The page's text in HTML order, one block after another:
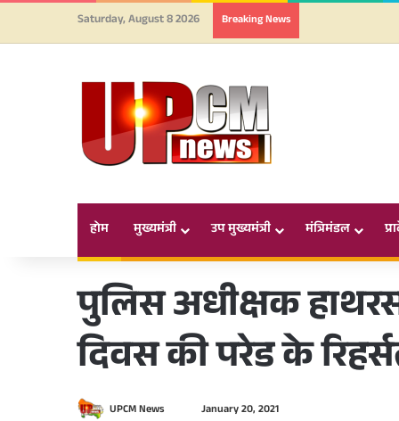
Saturday, August 8 2026 Breaking News
होम मुख्यमंत्री उप मुख्यमंत्री मंत्रिमंडल
पुलिस अधीक्षक
दिवस की परेड के
UPCM News January 20, 2021